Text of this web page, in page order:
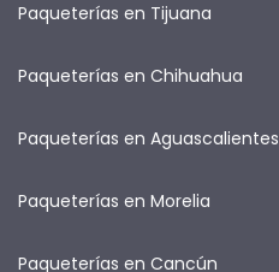
Paqueterías en Tijuana
Paqueterías en Chihuahua
Paqueterías en Aguascalientes
Paqueterías en Morelia
Paqueterías en Cancún